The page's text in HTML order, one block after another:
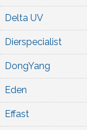
Delta UV
Dierspecialist
DongYang
Eden
Effast